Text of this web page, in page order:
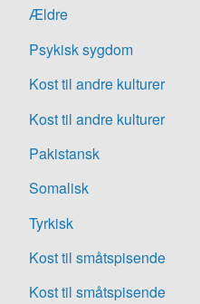
Ældre
Psykisk sygdom
Kost til andre kulturer
Kost til andre kulturer
Pakistansk
Somalisk
Tyrkisk
Kost til småtspisende
Kost til småtspisende